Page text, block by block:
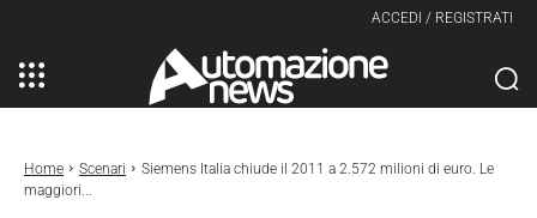
ACCEDI / REGISTRATI
Home Scenari
Siemens Italia chiude il 2011 a 2.572 milioni di euro. Le
maggiori...